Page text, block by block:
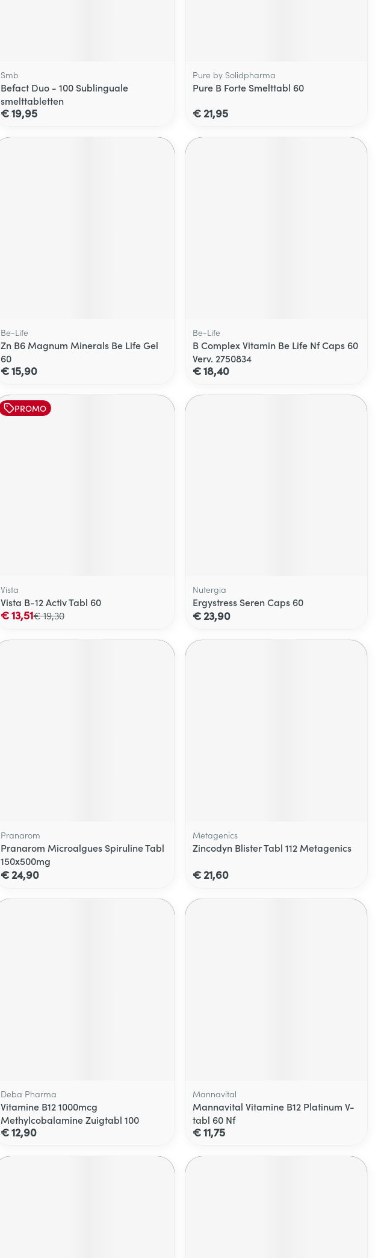
Smb
Befact Duo - 100 Sublinguale
smelttabletten
€ 19,95
Pure by Solidpharma
Pure B Forte Smelttabl 60
€ 21,95
Be-Life
Zn B6 Magnum Minerals Be Life Gel
60
€ 15,90
Be-Life
B Complex Vitamin Be Life Nf Caps 60
Verv. 2750834
€ 18,40
PROMO
Vista
Vista B-12 Activ Tabl 60
€ 19,30
€ 13,51
Nutergia
Ergystress Seren Caps 60
€ 23,90
Pranarom
Pranarom Microalgues Spiruline Tabl
150x500mg
€ 24,90
Metagenics
Zincodyn Blister Tabl 112 Metagenics
€ 21,60
Deba Pharma
Vitamine B12 1000mcg
Methylcobalamine Zuigtabl 100
€ 12,90
Mannavital
Mannavital Vitamine B12 Platinum V-
tabl 60 Nf
€ 11,75